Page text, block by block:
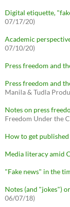
Digital etiquette,
07/17/20)
Academic
07/10/20)
Press freedom and
Press freedom and
Manila & Tudla
Notes on press
Freedom Under the
How to get
Media literacy amid
"Fake news" in the
Notes (and "jokes")
06/07/18)